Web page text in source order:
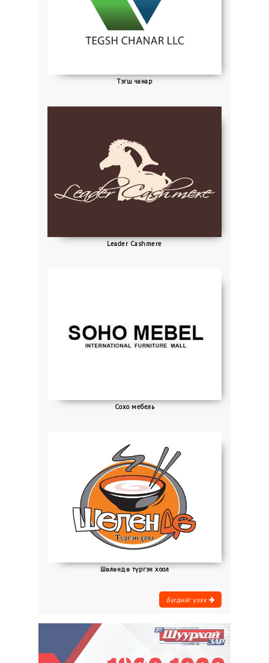
Тэгш чанар
Leader Cashmere
Сохо мебель
Шөлөндө түргэн хоол
Бүгдийг үзэх